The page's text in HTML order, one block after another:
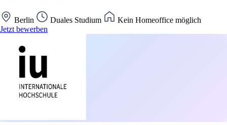
Berlin Duales Studium
Kein Homeoffice möglich
Jetzt bewerben